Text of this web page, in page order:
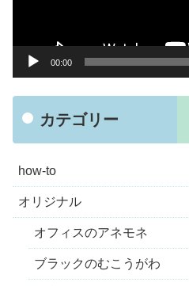
00:00
カテゴリー
how-to
オリジナル
オフィスのアネモネ
ブラックのむこうがわ